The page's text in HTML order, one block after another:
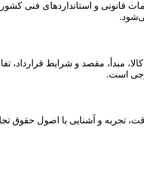
قانونی و استانداردهای فنی
است.
دقت، تجربه و آشنایی با اصول